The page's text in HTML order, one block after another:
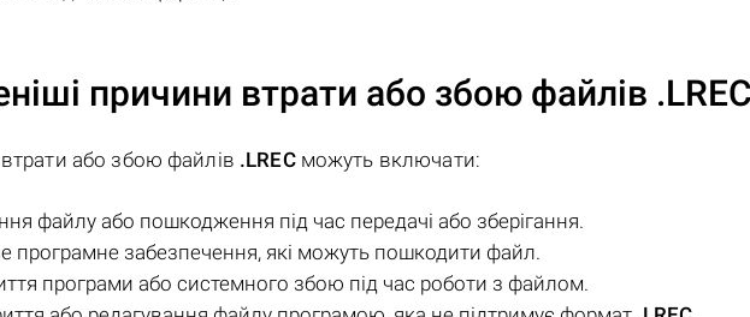
причини втрати або збою файлів
або збою файлів .LRECможуть включати:
файлу або пошкодження під час передачі або зберігання.
програмне забезпечення, які можуть пошкодити файл.
програми або системного збою під час роботи з файлом.